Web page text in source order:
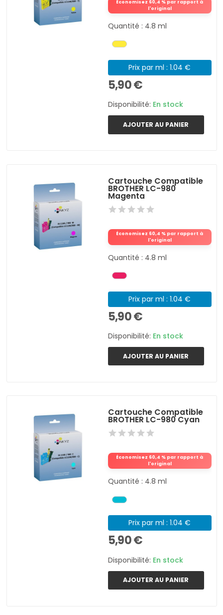
Économisez 60,4 % par rapport à
l'original
Quantité : 4.8 ml
Prix par ml : 1.04 €
5,90 €
Disponibilité: En stock
AJOUTER AU PANIER
Cartouche Compatible
BROTHER LC-980
Magenta
Économisez 60,4 % par rapport à
l'original
Quantité : 4.8 ml
Prix par ml : 1.04 €
5,90 €
Disponibilité: En stock
AJOUTER AU PANIER
Cartouche Compatible
BROTHER LC-980 Cyan
Économisez 60,4 % par rapport à
l'original
Quantité : 4.8 ml
Prix par ml : 1.04 €
5,90 €
Disponibilité: En stock
AJOUTER AU PANIER